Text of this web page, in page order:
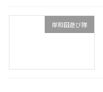
岸和田遊び隊